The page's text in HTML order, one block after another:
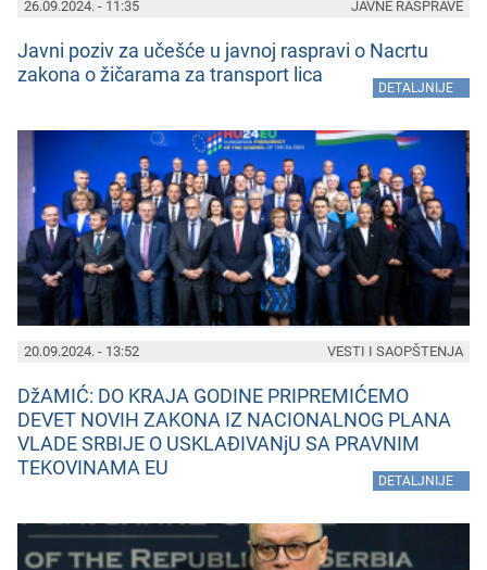
26.09.2024. - 11:35
Javni poziv za učеšćе u javnoj raspravi o Nacrtu
zakona o žičarama za transport lica
DETALJNIJE
JAVNE RASPRAVE
20.09.2024. - 13:52
DžAMIĆ: DO KRAJA GODINE PRIPREMIĆEMO
DEVET NOVIH ZAKONA IZ NACIONALNOG PLANA
VLADE SRBIJE O USKLAĐIVANjU SA PRAVNIM
TEKOVINAMA EU
DETALJNIJE
VESTI I SAOPŠTENJA